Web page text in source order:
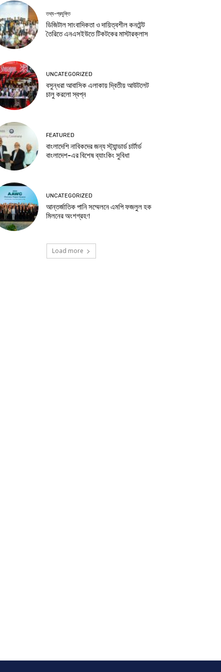
তথ্য-প্রযুক্তি
ডিজিটাল সাংবাদিকতা ও দায়িত্বশীল কনটেন্ট
তৈরিতে এনএসইউতে টিকটকের মাস্টারক্লাস
UNCATEGORIZED
বসুন্ধরা আবাসিক এলাকায় দ্বিতীয় আউটলেট
চালু করলো স্বপ্ন
FEATURED
বাংলাদেশি নাবিকদের জন্য স্ট্যান্ডার্ড চার্টার্ড
বাংলাদেশ-এর বিশেষ ব্যাংকিং সুবিধা
UNCATEGORIZED
আন্তর্জাতিক পানি সম্মেলনে এমপি ফজলুল হক
মিলনের অংশগ্রহণ
Load more